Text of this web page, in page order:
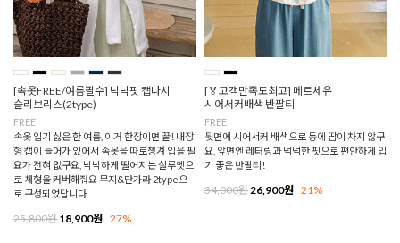
[속옷FREE/여름필수] 넉넉핏 캡나시
슬리브리스(2type)
FREE
속옷 입기 싫은 한 여름, 이거 한장이면 끝! 내장
형 캡이 들어가 있어서 속옷을 따로챙겨 입을 필
요가 전혀 없구요, 낙낙하게 떨어지는 실루엣으
로 체형을 커버해줘요 무지&단가라 2type으
로 구성되었답니다
25,800원 18,900원 27%
[🏅고객만족도최고] 메르세유
시어서커배색 반팔티
FREE
뒷면에 시어서커 배색으로 등에 땀이 차지 않구
요, 앞면엔 레터링과 넉넉한 핏으로 편안하게 입
기 좋은 반팔티!
34,000원26,900원 21%